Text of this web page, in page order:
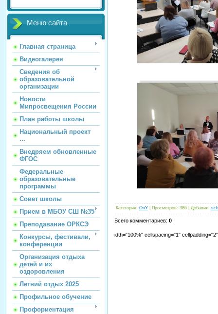
Меню сайта
Главная страница
Видеогалерея
Сведения об
образовательной
организации
Новости
Мипросвещения России
План работы школы
Национальный проект
...
Внедряем обновленные
ФГОС
Федеральные
образовательные
программы
Совет школы
Прием в МБОУ СШ №35
Преподавание ОРКСЭ
Конкурсы, фестивали,
конференции
Организация отдыха
детей и их
оздоровления
Летний отдых 2025
Профильное обучение
Профориентация
Категория: ОпУ Просмотров: 386 Добавил:
Всего комментариев: 0
idth="100%" cellspacing="1"